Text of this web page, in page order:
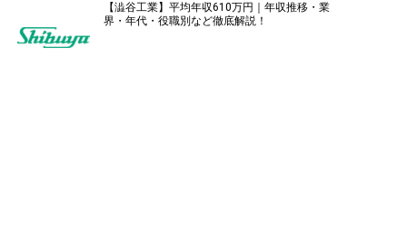
【澁谷工業】平均年収610万円｜年収推移・業
界・年代・役職別など徹底解説！